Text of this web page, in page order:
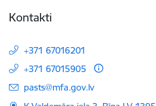
Kontakti
+371 67016201
+371 67015905
E-pasts:
pasts@mfa.gov.lv